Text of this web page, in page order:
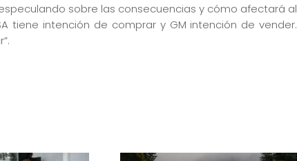
sobre las consecuencias y cómo afectará al
tiene intención de comprar y GM intención de vender.